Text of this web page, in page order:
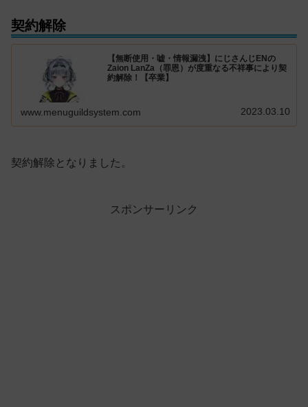
契約解除
【無断使用・嘘・情報漏洩】にじさんじENの
Zaion LanZa（罪恩）が度重なる不祥事により契
約解除！【卒業】
www.menuguildsystem.com 2023.03.10
契約解除となりました。
スポンサーリンク